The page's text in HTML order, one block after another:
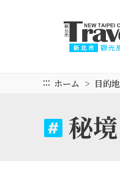
::: ホーム 目的地
秘